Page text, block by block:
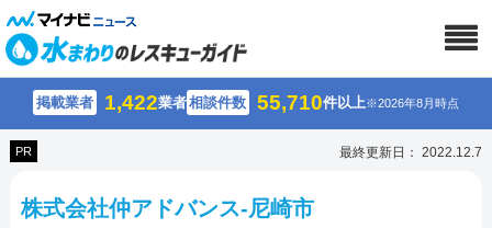
掲載業者 1,422業者相談件数 55,710件以上※2026年8月時点
PR 最終更新日： 2022.12.7
株式会社仲アドバンス-尼崎市